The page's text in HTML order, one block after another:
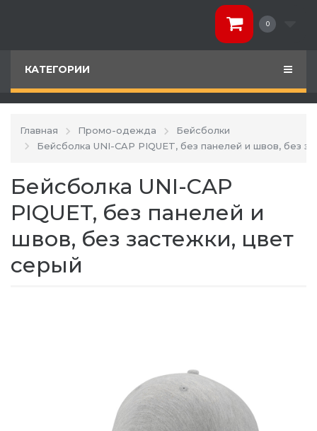
0
КАТЕГОРИИ
Главная Промо-одежда
Бейсболки
Бейсболка UNI-CAP PIQUET, без панелей и швов, без
Бейсболка UNI-CAP
PIQUET, без панелей и
швов, без застежки, цвет
серый